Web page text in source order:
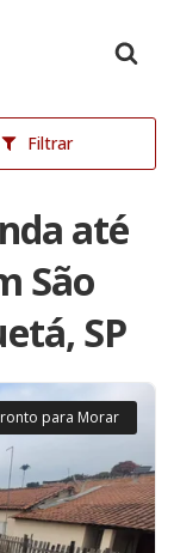
Filtrar
até
São
SP
para Morar